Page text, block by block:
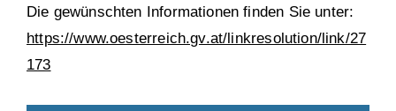
Die gewünschten Informationen finden Sie unter:
https://www.oesterreich.gv.at/linkresolution/link/27
173